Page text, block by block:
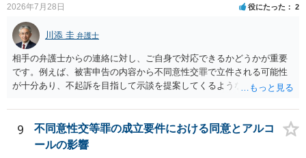
2026年7月28日 役にたった 2
川添 圭 弁護士
相手の弁護士からの連絡に対し、ご自身で対応できるかどうかが重要
です。例えば、被害申告の内容から不同意性交罪で立件される可能性
が十分あり、不起訴を目指して示談を提案してくるような事案では、
ので（心ない対応をすると被害感情が激化して示談できないからで
す）、弁護士へ依頼せず、例えば相手方からの示談提示が妥当かどう
かを法律相談で確認してもらう程度で必要十分なケースもあるでしょ
9
不同意性交等罪の成立要件における同意とアルコ
ールの影響